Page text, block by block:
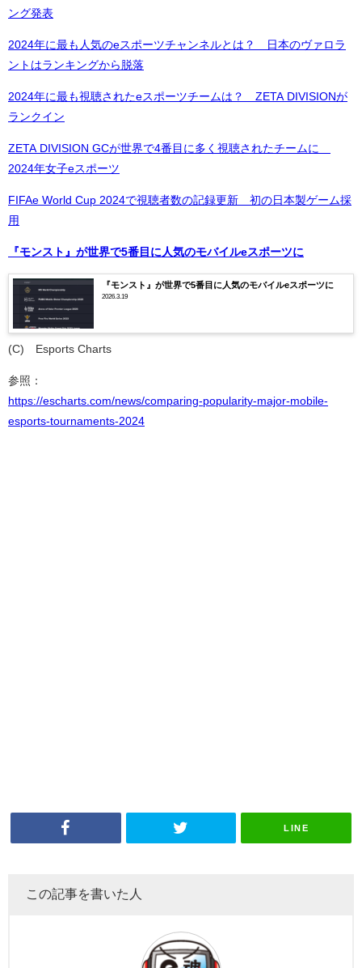
ング発表
2024年に最も人気のeスポーツチャンネルとは？ 日本のヴァロラ
ントはランキングから脱落
2024年に最も視聴されたeスポーツチームは？ ZETA DIVISIONが
ランクイン
ZETA DIVISION GCが世界で4番目に多く視聴されたチームに
2024年女子eスポーツ
FIFAe World Cup 2024で視聴者数の記録更新 初の日本製ゲーム採
用
『モンスト』が世界で5番目に人気のモバイルeスポーツに
『モンスト』が世界で5番目に人気のモバイルeスポーツに
2026.3.19
(C)©Esports Charts
参照：
https://escharts.com/news/comparing-popularity-major-mobile-
esports-tournaments-2024
LINE
この記事を書いた人